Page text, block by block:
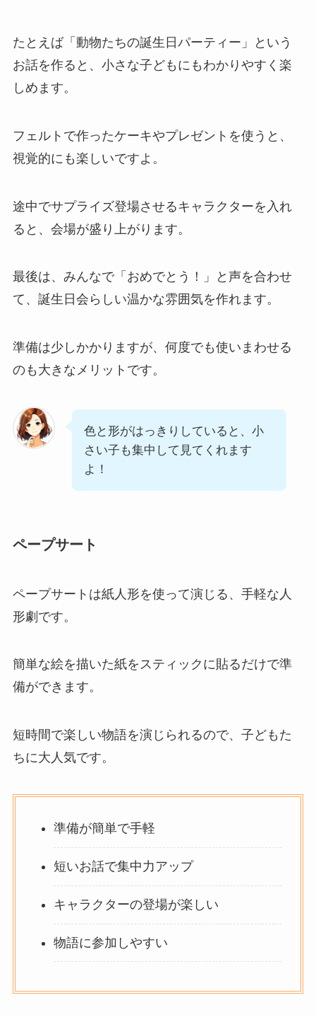
たとえば「動物たちの誕生日パーティー」という
お話を作ると、小さな子どもにもわかりやすく楽
しめます。
フェルトで作ったケーキやプレゼントを使うと、
視覚的にも楽しいですよ。
途中でサプライズ登場させるキャラクターを入れ
ると、会場が盛り上がります。
最後は、みんなで「おめでとう！」と声を合わせ
て、誕生日会らしい温かな雰囲気を作れます。
準備は少しかかりますが、何度でも使いまわせる
のも大きなメリットです。
色と形がはっきりしていると、小
さい子も集中して見てくれます
よ！
ペープサート
ペープサートは紙人形を使って演じる、手軽な人
形劇です。
簡単な絵を描いた紙をスティックに貼るだけで準
備ができます。
短時間で楽しい物語を演じられるので、子どもた
ちに大人気です。
準備が簡単で手軽
短いお話で集中力アップ
キャラクターの登場が楽しい
物語に参加しやすい